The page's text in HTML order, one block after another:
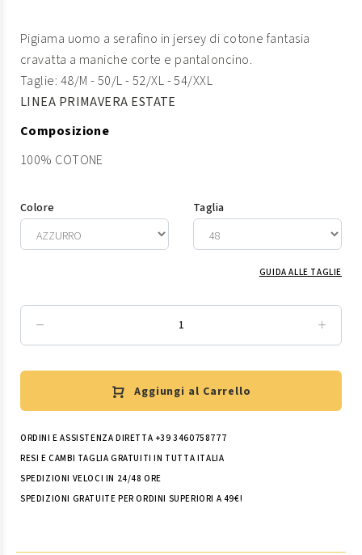
Pigiama uomo a serafino in jersey di cotone fantasia
cravatta a maniche corte e pantaloncino.
Taglie: 48/M - 50/L - 52/XL - 54/XXL
LINEA PRIMAVERA ESTATE
Composizione
100% COTONE
Colore Taglia
GUIDA ALLE TAGLIE
Aggiungi al Carrello
ORDINI E ASSISTENZA DIRETTA +39 3460758777
RESI E CAMBI TAGLIA GRATUITI IN TUTTA ITALIA
SPEDIZIONI VELOCI IN 24/48 ORE
SPEDIZIONI GRATUITE PER ORDINI SUPERIORI A 49€!